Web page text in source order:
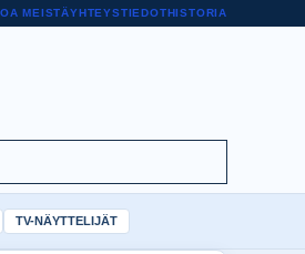
MEISTÄYHTEYSTIEDOTHISTORIA
TV-NÄYTTELIJÄT